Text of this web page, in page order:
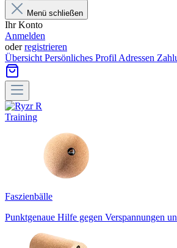
Menü schließen
Ihr Konto
Anmelden
oderregistrieren
Übersicht Persönliches Profil Adressen
Training
Faszienbälle
Punktgenaue Hilfe gegen Verspannungen